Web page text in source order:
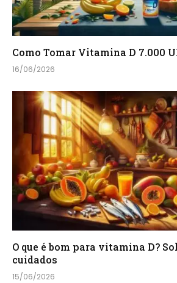
Como Tomar Vitamina D 7.000
16/06/2026
O que é bom para vitamina D?
cuidados
15/06/2026